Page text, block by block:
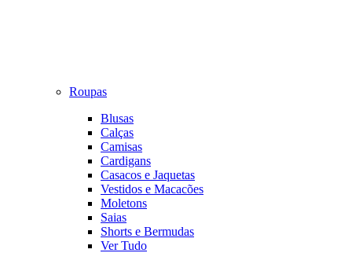
Roupas
Blusas
Calças
Camisas
Cardigans
Casacos e Jaquetas
Vestidos e Macacões
Moletons
Saias
Shorts e Bermudas
Ver Tudo